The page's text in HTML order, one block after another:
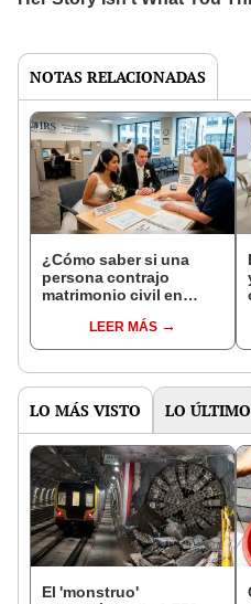
NOTAS RELACIONADAS
¿Cómo saber si una
persona contrajo
matrimonio civil en
LEER MÁS
LO MÁS VISTO LO ÚLTIMO
El 'monstruo'